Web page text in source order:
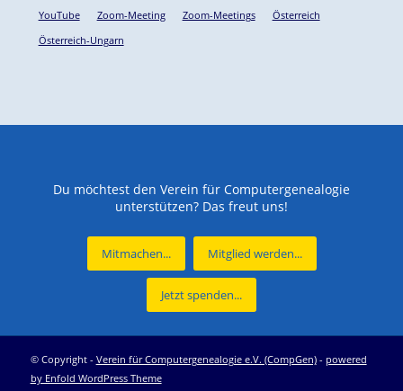
YouTube
Zoom-Meeting Zoom-Meetings
Österreich
Österreich-Ungarn
Du möchtest den Verein für Computergenealogie
unterstützen? Das freut uns!
Mitmachen... Mitglied werden...
Jetzt spenden...
© Copyright - Verein für Computergenealogie e.V. (CompGen)- powered
by Enfold WordPress Theme